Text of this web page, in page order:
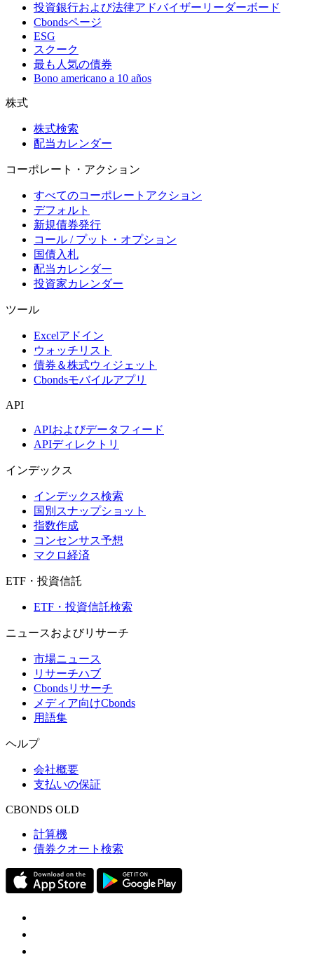
投資銀行および法律アドバイザーリーダーボード
Cbondsページ
ESG
スクーク
最も人気の債券
Bono americano a 10 años
株式
株式検索
配当カレンダー
コーポレート・アクション
すべてのコーポレートアクション
デフォルト
新規債券発行
コール / プット・オプション
国債入札
配当カレンダー
投資家カレンダー
ツール
Excelアドイン
ウォッチリスト
債券＆株式ウィジェット
Cbondsモバイルアプリ
API
APIおよびデータフィード
APIディレクトリ
インデックス
インデックス検索
国別スナップショット
指数作成
コンセンサス予想
マクロ経済
ETF・投資信託
ETF・投資信託検索
ニュースおよびリサーチ
市場ニュース
リサーチハブ
Cbondsリサーチ
メディア向けCbonds
用語集
ヘルプ
会社概要
支払いの保証
CBONDS OLD
計算機
債券クオート検索